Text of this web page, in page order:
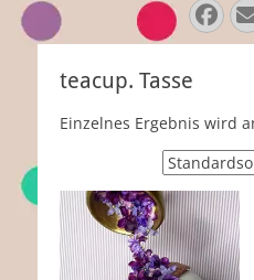
teacup. Tasse
Einzelnes Ergebnis wird